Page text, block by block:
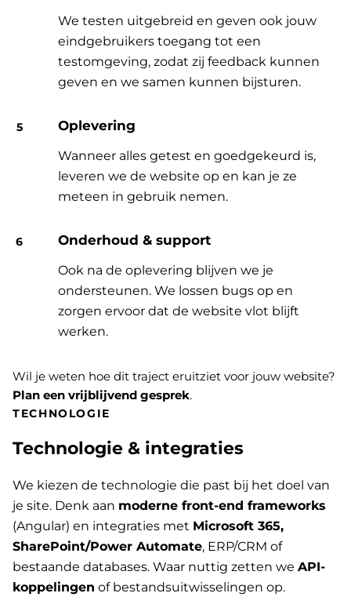
We testen uitgebreid en geven ook jouw
eindgebruikers toegang tot een
testomgeving, zodat zij feedback kunnen
geven en we samen kunnen bijsturen.
Oplevering
Wanneer alles getest en goedgekeurd is,
leveren we de website op en kan je ze
meteen in gebruik nemen.
Onderhoud & support
Ook na de oplevering blijven we je
ondersteunen. We lossen bugs op en
zorgen ervoor dat de website vlot blijft
werken.
Wil je weten hoe dit traject eruitziet voor jouw website?
Plan een vrijblijvend gesprek.
TECHNOLOGIE
Technologie & integraties
We kiezen de technologie die past bij het doel van
je site. Denk aan moderne front-end frameworks
(Angular) en integraties met Microsoft 365,
SharePoint/Power Automate, ERP/CRM of
bestaande databases. Waar nuttig zetten we API-
koppelingen of bestandsuitwisselingen op.